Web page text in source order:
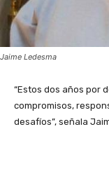
Jaime Ledesma
“Estos dos años por
compromisos,
desafíos”, señala